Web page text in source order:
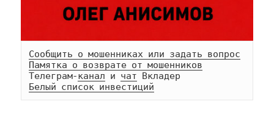
Сообщить о мошенниках или задать вопрос
Памятка о возврате от мошенников
Телеграм-канал и чат
Белый список инвестиций